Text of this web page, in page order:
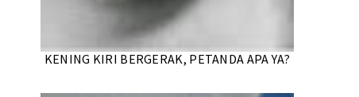
KENING KIRI BERGERAK, PETANDA APA YA?